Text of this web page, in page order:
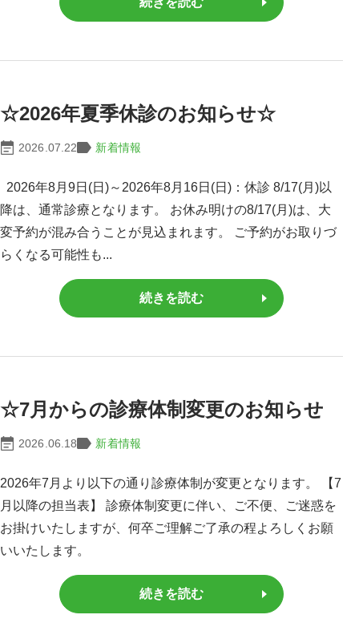
☆2026年夏季休診のお知らせ☆
2026.07.22 新着情報
2026年8月9日(日)～2026年8月16日(日)：休診 8/17(月)以
降は、通常診療となります。 お休み明けの8/17(月)は、大
変予約が混み合うことが見込まれます。 ご予約がお取りづ
らくなる可能性も...
続きを読む
☆7月からの診療体制変更のお知らせ
2026.06.18 新着情報
2026年7月より以下の通り診療体制が変更となります。 【7
月以降の担当表】 診療体制変更に伴い、ご不便、ご迷惑を
お掛けいたしますが、何卒ご理解ご了承の程よろしくお願
いいたします。
続きを読む